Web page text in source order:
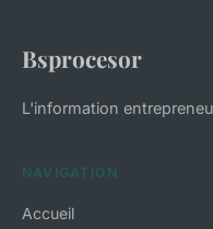
Bsprocesor
L'information
NAVIGATION
Accueil